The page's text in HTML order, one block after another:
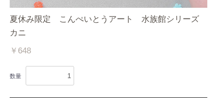
夏休み限定 こんぺいとうアート 水族館シリーズ
カニ
￥648
数量